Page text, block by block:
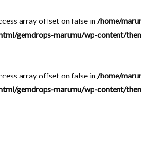
array offset on false in/home/
gemdrops-marumu/wp-content/
array offset on false in/home/
gemdrops-marumu/wp-content/